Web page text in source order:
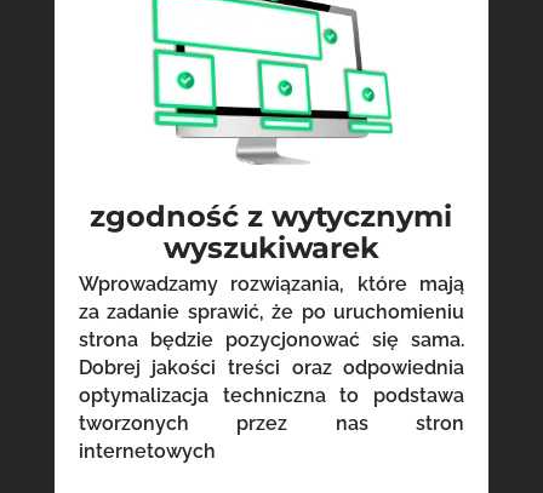
zgodność z wytycznymi
wyszukiwarek
Wprowadzamy rozwiązania, które mają
za zadanie sprawić, że po uruchomieniu
strona będzie pozycjonować się sama.
Dobrej jakości treści oraz odpowiednia
optymalizacja techniczna to podstawa
tworzonych przez nas stron
internetowych